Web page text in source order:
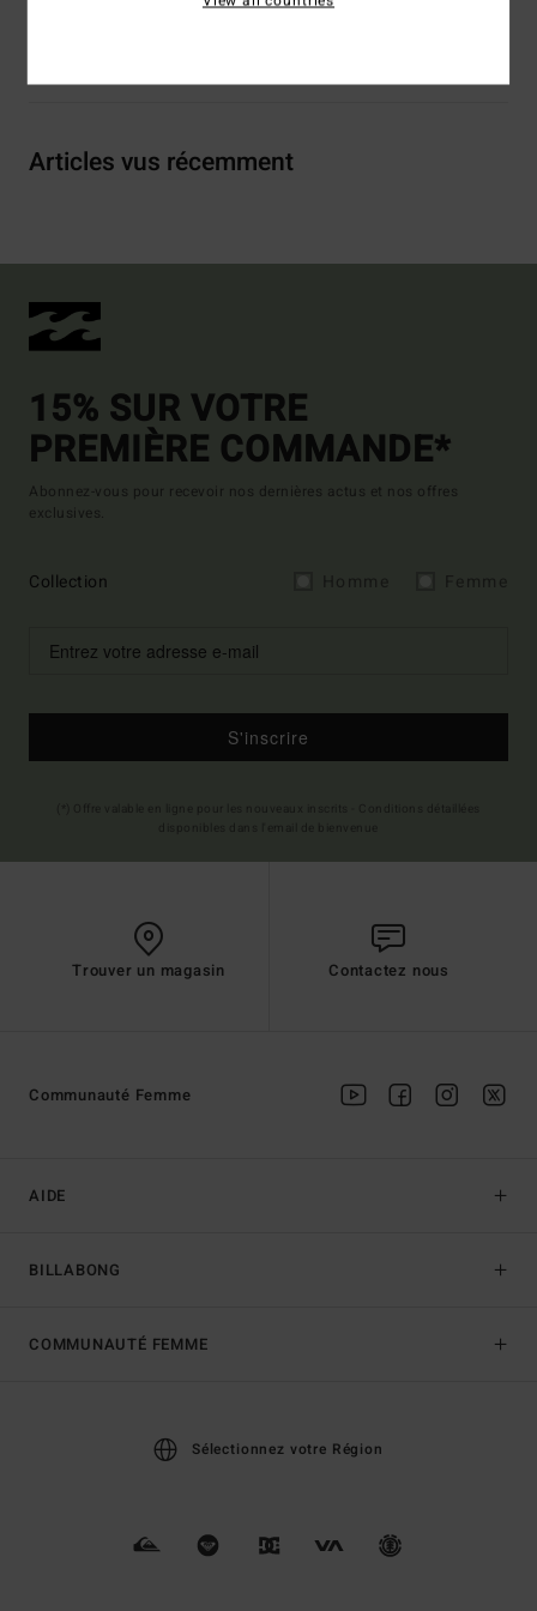
Articles vus récemment
15% SUR VOTRE
PREMIÈRE COMMANDE*
Abonnez-vous pour recevoir nos dernières actus et nos offres
exclusives.
Collection
S'inscrire
Trouver un magasin Contactez nous
AIDE
BILLABONG
Communauté Femme
COMMUNAUTÉ FEMME
Sélectionnez votre Région